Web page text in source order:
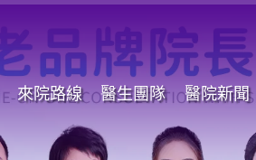
來院路線 醫生團隊 醫院新聞